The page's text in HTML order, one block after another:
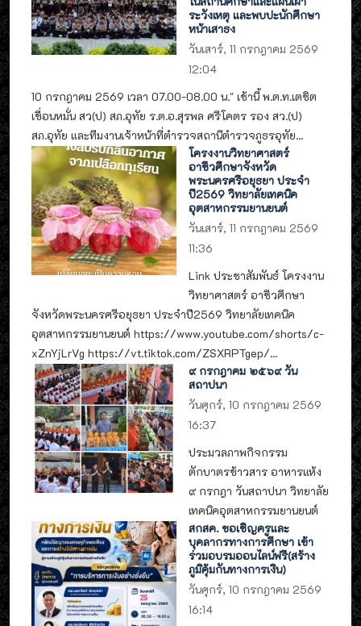
ระวังเหตุ และพบปะนักศึกษา
หน้าเสาธง
วันเสาร์, 11 กรกฎาคม 2569
12:04
10 กรกฎาคม 2569 เวลา 07.00-08.00 น." เช้านี้ พ.ต.ท.เตชิต
เขื่อนหมั่น สว(ป) สภ.อุทัย ร.ต.อ.สุรพล ศรีโคตร รอง สว.(ป)
สภ.อุทัย และทีมงานเจ้าหน้าที่ตำรวจสถานีตำรวจภูธรอุทัย...
โครงงานวิทยาศาสตร์
อาชีวศึกษาจังหวัด
พระนครศรีอยุธยา ประจำ
ปี2569 วิทยาลัยเทคนิค
อุตสาหกรรมยานยนต์
วันเสาร์, 11 กรกฎาคม 2569
11:36
Link ประชาสัมพันธ์ โครงงาน
วิทยาศาสตร์ อาชีวศึกษา
จังหวัดพระนครศรีอยุธยา ประจำปี2569 วิทยาลัยเทคนิค
อุตสาหกรรมยานยนต์ https://www.youtube.com/shorts/c-
xZnYjLrVg https://vt.tiktok.com/ZSXRPTgep/...
๙ กรกฎาคม ๒๕๖๙ วัน
สถาปนา
วันศุกร์, 10 กรกฎาคม 2569
16:37
ประมวลภาพกิจกรรม
ตักบาตรข้าวสาร อาหารแห้ง
๙ กรกฎา วันสถาปนา วิทยาลัย
เทคนิคอุตสาหกรรมยานยนต์
สกสค. ขอเชิญครูและ
บุคลากรทางการศึกษา เข้า
ร่วมอบรมออนไลน์ฟรี(สร้าง
ภูมิคุ้มกันทางการเงิน)
วันศุกร์, 10 กรกฎาคม 2569
16:14